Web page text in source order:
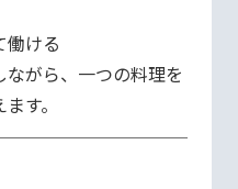
働ける
がら、一つの料理を
す。